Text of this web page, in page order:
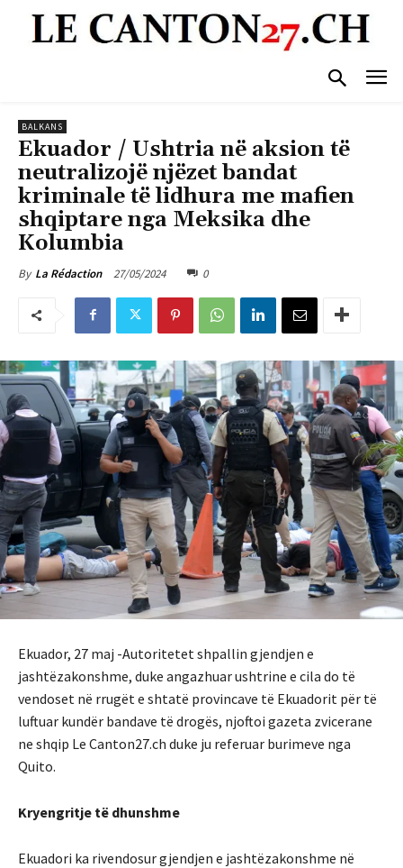
BALKANS
Ekuador / Ushtria në aksion të
neutralizojë njëzet bandat
kriminale të lidhura me mafien
shqiptare nga Meksika dhe
Kolumbia
By La Rédaction 27/05/2024 0
Ekuador, 27 maj -Autoritetet shpallin gjendjen e
jashtëzakonshme, duke angazhuar ushtrine e cila do të
vendoset në rrugët e shtatë provincave të Ekuadorit për të
luftuar kundër bandave të drogës, njoftoi gazeta zvicerane
ne shqip Le Canton27.ch duke ju referuar burimeve nga
Quito.
Kryengritje të dhunshme
Ekuadori ka rivendosur gjendjen e jashtëzakonshme në